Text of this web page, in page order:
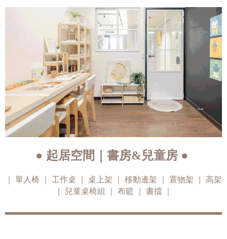
● 起居空間｜書房&兒童房 ●
｜ 單人椅 ｜ 工作桌 ｜ 桌上架 ｜ 移動邊架 ｜ 置物架 ｜ 高架
｜ 兒童桌椅組 ｜ 布籃 ｜ 書擋 ｜